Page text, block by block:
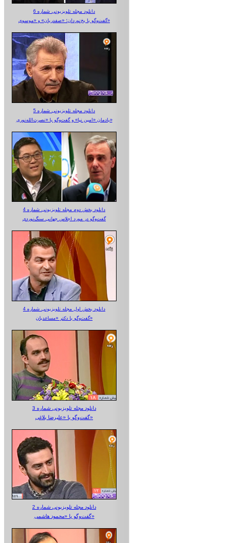
دانلود مجله تلویزیونی شماره 6
گفت‌وگو با یخ‌نوردان؛ «صفدریان» و «موسوی»
دانلود مجله تلویزیونی شماره 5
یادمان «امین نیا» و گفت‌وگو با «نصرت‌الله‌نوری»
دانلود بخش دوم مجله تلویزیونی شماره 4
گفت‌وگو در مورد اجلاس جهانی سنگ‌نوردی
دانلود بخش اول مجله تلویزیونی شماره 4
گفت‌وگو با دکتر «مساعدیان»
دانلود مجله تلویزیونی شماره 3
گفت‌وگو با «علیرضا بلاغی»
دانلود مجله تلویزیونی شماره 2
گفت‌وگو با «محمود هاشمی»